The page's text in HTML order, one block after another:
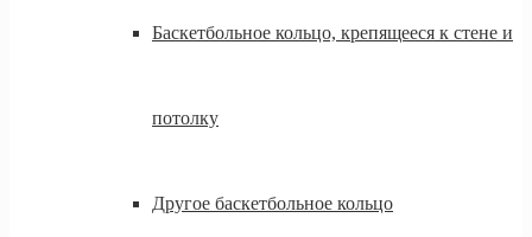
Баскетбольное кольцо, крепящееся к стене и
потолку
Другое баскетбольное кольцо